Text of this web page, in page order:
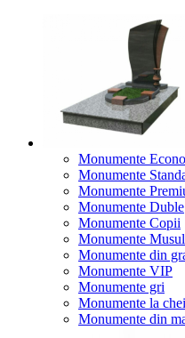
Monumente
Monumente
Monumente
Monumente Duble
Monumente Copii
Monumente
Monumente din
Monumente VIP
Monumente gri
Monumente la
Monumente din